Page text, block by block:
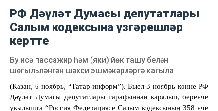
РФ Дәүләт Думасы депутатлары
Салым кодексына үзгәрешләр
кертте
Бу исә пассажир һәм (яки) йөк ташу белән
шөгыльләнгән шәхси эшмәкәрләргә кагыла
(Казан, 6 ноябрь, “Татар-информ”). Быел 3 ноябрь көнне РФ
Дәүләт Думасы депутатлары тарафыннан каралып, беренче
укылышта “Россия Федерациясе Салым кодексының 358 нче